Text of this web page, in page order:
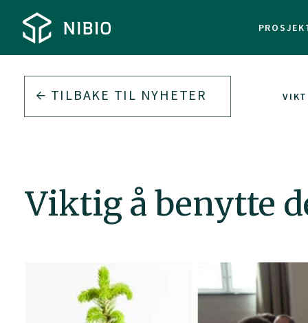
TILBAKE TIL NYHETER
Viktig å benytte